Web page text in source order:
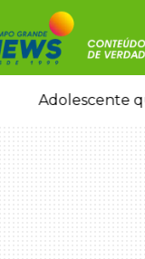
Adolescente